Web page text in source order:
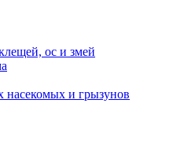
ос и змей
насекомых и грызунов